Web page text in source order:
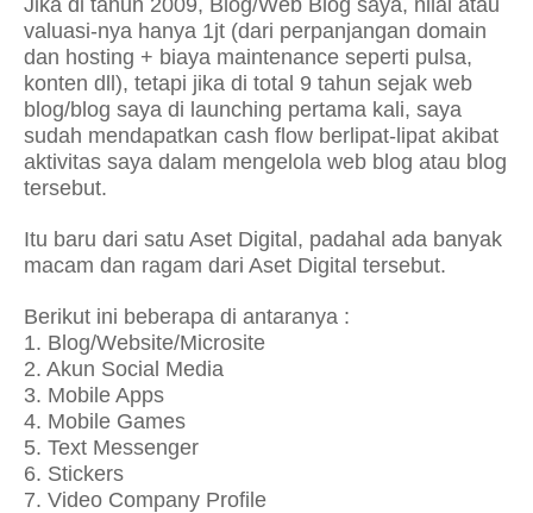
Jika di tahun 2009, Blog/Web Blog saya, nilai atau
valuasi-nya hanya 1jt (dari perpanjangan domain
dan hosting + biaya maintenance seperti pulsa,
konten dll), tetapi jika di total 9 tahun sejak web
blog/blog saya di launching pertama kali, saya
sudah mendapatkan cash flow berlipat-lipat akibat
aktivitas saya dalam mengelola web blog atau blog
tersebut.
Itu baru dari satu Aset Digital, padahal ada banyak
macam dan ragam dari Aset Digital tersebut.
Berikut ini beberapa di antaranya :
1. Blog/Website/Microsite
2. Akun Social Media
3. Mobile Apps
4. Mobile Games
5. Text Messenger
6. Stickers
7. Video Company Profile